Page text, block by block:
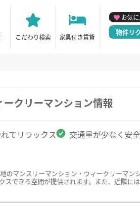
こだわり検索 家具付き賃貸
お気
物件リ
クリーマンション情報
てリラックス
交通量が少なく安全
マンスリーマンション・ウィークリーマン
できる空間が提供されます。また、近隣に